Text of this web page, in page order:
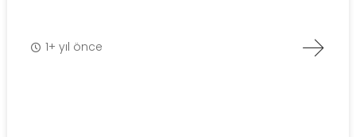
1+ yıl önce